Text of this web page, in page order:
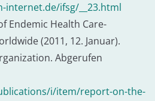
internet.de/ifsg/__23.html
Endemic Health Care-
(2011, 12. Januar).
Abgerufen
i/item/report-on-the-